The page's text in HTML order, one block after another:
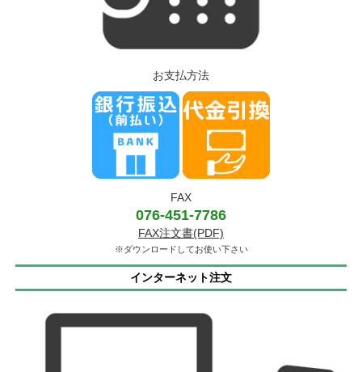
お支払方法
FAX
076-451-7786
FAX注文書(PDF)
※ダウンロードしてお使い下さい
インターネット注文